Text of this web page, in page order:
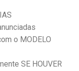
o MODELO
SE HOUVER